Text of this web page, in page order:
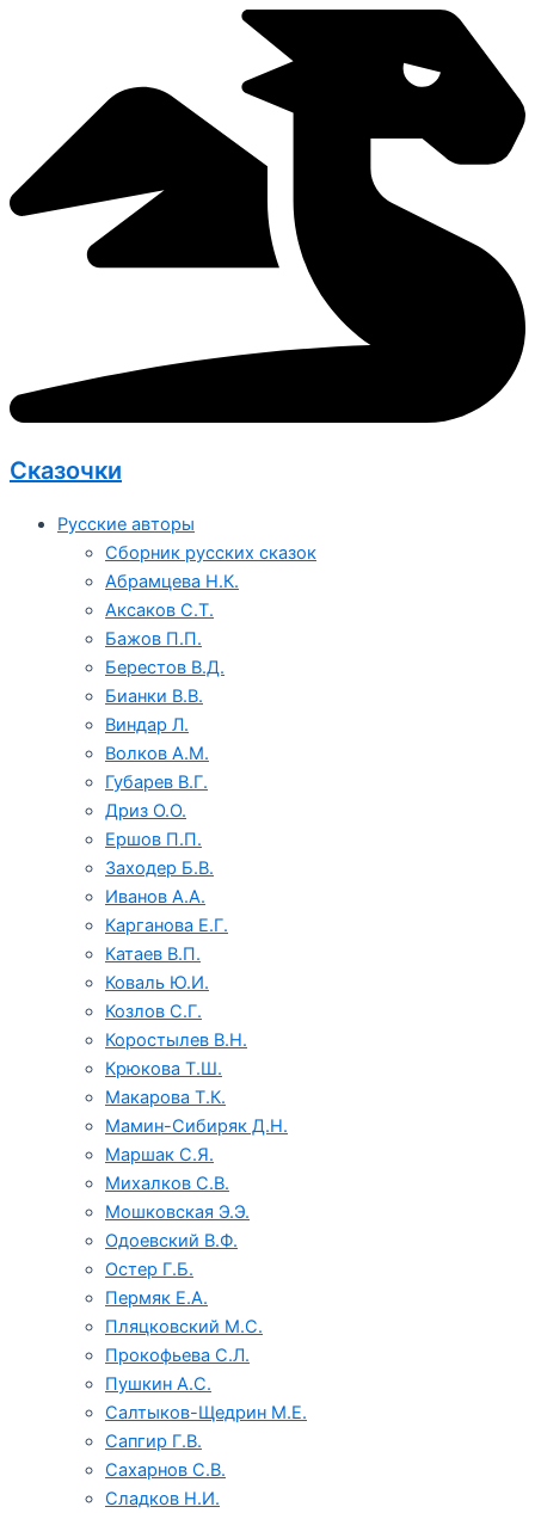
Сказочки
Русские авторы
Сборник русских сказок
Абрамцева Н.К.
Аксаков С.Т.
Бажов П.П.
Берестов В.Д.
Бианки В.В.
Виндар Л.
Волков А.М.
Губарев В.Г.
Дриз О.О.
Ершов П.П.
Заходер Б.В.
Иванов А.А.
Карганова Е.Г.
Катаев В.П.
Коваль Ю.И.
Козлов С.Г.
Коростылев В.Н.
Крюкова Т.Ш.
Макарова Т.К.
Мамин-Сибиряк Д.Н.
Маршак С.Я.
Михалков С.В.
Мошковская Э.Э.
Одоевский В.Ф.
Остер Г.Б.
Пермяк Е.А.
Пляцковский М.С.
Прокофьева С.Л.
Пушкин А.С.
Салтыков-Щедрин М.Е.
Сапгир Г.В.
Сахарнов С.В.
Сладков Н.И.